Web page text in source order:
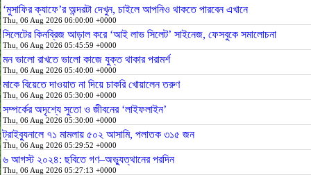
‘মুসাফির ক্যাফে’র অন্দরটা দেখুন, চাইলে আপনিও থাকতে পারবেন এখানে
Thu, 06 Aug 2026 06:00:00 +0000
সিলেটের কিনব্রিজ আড়াল করে ‘আই লাভ সিলেট’ সাইনেজ, ফেসবুকে সমালোচনা
Thu, 06 Aug 2026 05:45:59 +0000
মন ভালো রাখতে ভালো কাজে যুক্ত থাকার পরামর্শ
Thu, 06 Aug 2026 05:40:00 +0000
মাকে বিয়েতে দাওয়াত না দিয়ে চাকরি খোয়ালেন তরুণ
Thu, 06 Aug 2026 05:30:00 +0000
সম্পর্কের অদৃশ্যে সুতো ও জীবনের ‘লাইফলাইন’
Thu, 06 Aug 2026 05:30:00 +0000
ট্রাইব্যুনালে ৭১ মামলায় ৫০২ আসামি, পলাতক ৩১৫ জন
Thu, 06 Aug 2026 05:29:52 +0000
৬ আগস্ট ২০২৪: ছবিতে গণ–অভ্যুত্থানের পরদিন
Thu, 06 Aug 2026 05:27:13 +0000